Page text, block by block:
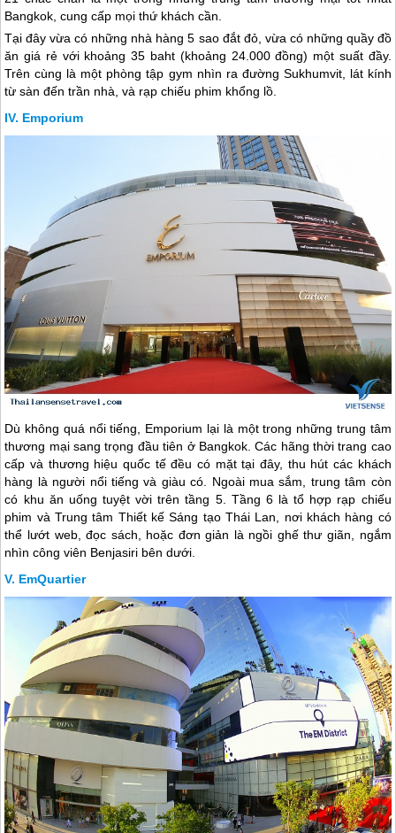
Bangkok, cung cấp mọi thứ khách cần.
Tại đây vừa có những nhà hàng 5 sao đắt đỏ, vừa có những quầy đồ
ăn giá rẻ với khoảng 35 baht (khoảng 24.000 đồng) một suất đầy.
Trên cùng là một phòng tập gym nhìn ra đường Sukhumvit, lát kính
từ sàn đến trần nhà, và rạp chiếu phim khổng lồ.
Emporium
Dù không quá nổi tiếng, Emporium lại là một trong những trung tâm
thương mại sang trọng đầu tiên ở Bangkok. Các hãng thời trang cao
cấp và thương hiệu quốc tế đều có mặt tại đây, thu hút các khách
hàng là người nổi tiếng và giàu có. Ngoài mua sắm, trung tâm còn
có khu ăn uống tuyệt vời trên tầng 5. Tầng 6 là tổ hợp rạp chiếu
phim và Trung tâm Thiết kế Sáng tạo Thái Lan , nơi khách hàng có
thể lướt web, đọc sách, hoặc đơn giản là ngồi ghế thư giãn, ngắm
nhìn công viên Benjasiri bên dưới.
EmQuartier